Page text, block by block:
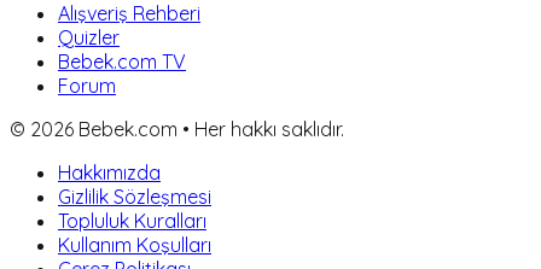
Alışveriş Rehberi
Quizler
Bebek.com TV
Forum
© 2026 Bebek.com • Her hakkı saklıdır.
Hakkımızda
Gizlilik Sözleşmesi
Topluluk Kuralları
Kullanım Koşulları